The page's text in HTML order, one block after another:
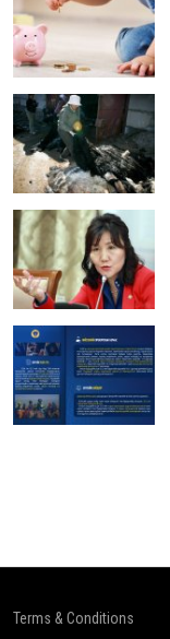
Terms & Conditions